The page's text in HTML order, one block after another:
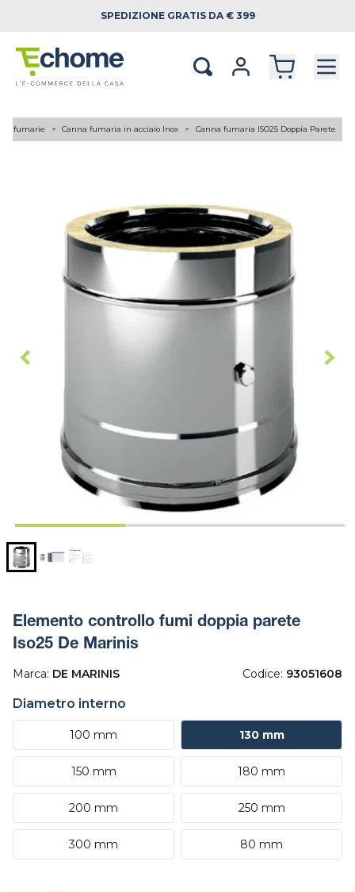
SPEDIZIONE GRATIS DA € 399
fumarie Canna fumaria in acciaio Inox Canna fumaria ISO25 Doppia Parete
Elemento controllo fumi doppia parete
Iso25 De Marinis
Marca: DE MARINIS Codice: 93051608
Diametro interno
100 mm 130 mm
150 mm 180 mm
200 mm 250 mm
300 mm 80 mm